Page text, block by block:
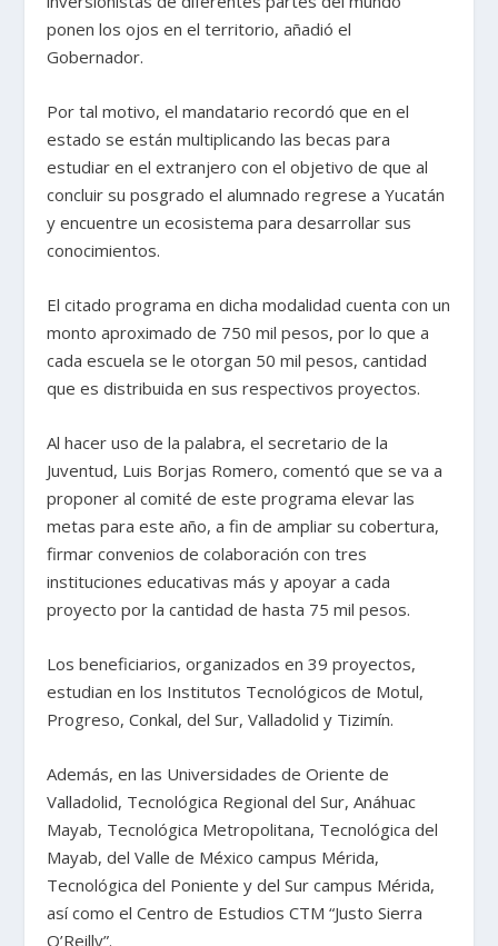
ponen los ojos en el territorio, añadió el
Gobernador.
Por tal motivo, el mandatario recordó que en el
estado se están multiplicando las becas para
estudiar en el extranjero con el objetivo de que al
concluir su posgrado el alumnado regrese a Yucatán
y encuentre un ecosistema para desarrollar sus
conocimientos.
El citado programa en dicha modalidad cuenta con un
monto aproximado de 750 mil pesos, por lo que a
cada escuela se le otorgan 50 mil pesos, cantidad
que es distribuida en sus respectivos proyectos.
Al hacer uso de la palabra, el secretario de la
Juventud, Luis Borjas Romero, comentó que se va a
proponer al comité de este programa elevar las
metas para este año, a fin de ampliar su cobertura,
firmar convenios de colaboración con tres
instituciones educativas más y apoyar a cada
proyecto por la cantidad de hasta 75 mil pesos.
Los beneficiarios, organizados en 39 proyectos,
estudian en los Institutos Tecnológicos de Motul,
Progreso, Conkal, del Sur, Valladolid y Tizimín.
Además, en las Universidades de Oriente de
Valladolid, Tecnológica Regional del Sur, Anáhuac
Mayab, Tecnológica Metropolitana, Tecnológica del
Mayab, del Valle de México campus Mérida,
Tecnológica del Poniente y del Sur campus Mérida,
así como el Centro de Estudios CTM “Justo Sierra
O’Reilly”.